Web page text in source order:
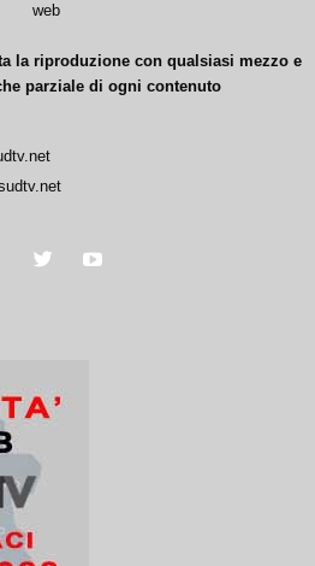
web
la riproduzione con qualsiasi mezzo e
parziale di ogni contenuto